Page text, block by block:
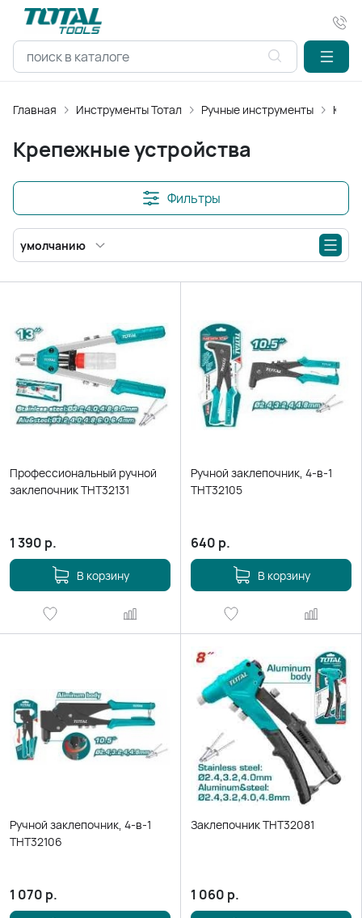
Главная Инструменты Тотал Ручные инструменты
Крепежные устройства
Фильтры
умолчанию
Профессиональный ручной
заклепочник THT32131
1 390 р.
В корзину
Ручной заклепочник, 4-в-1
THT32105
640 р.
В корзину
Ручной заклепочник, 4-в-1
THT32106
1 070 р.
Зaклeпoчник THT32081
1 060 р.